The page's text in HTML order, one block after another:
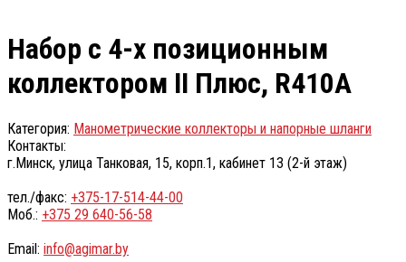
Набор с 4-х позиционным
коллектором II Плюс, R410A
Категория: Манометрические коллекторы и напорные шланги
Контакты:
г.Минск, улица Танковая, 15, корп.1, кабинет 13 (2-й этаж)
тел./факс: +375-17-514-44-00
Моб.: +375 29 640-56-58
Email: info@agimar.by